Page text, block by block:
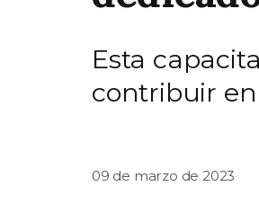
Esta
contribuir
09 de marzo de 2023